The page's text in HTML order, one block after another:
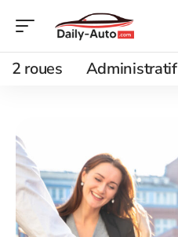
2 roues Administratif